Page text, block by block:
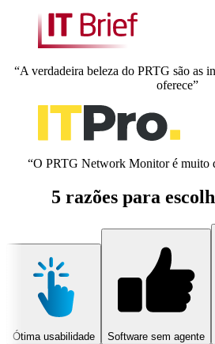
“A verdadeira beleza do PRTG são as
oferece”
“O PRTG Network Monitor é muito
5 razões para
Ótima usabilidade Software sem agente